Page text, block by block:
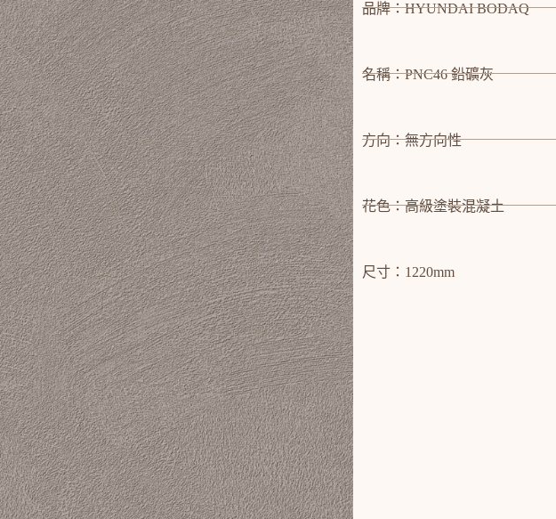
品牌：HYUNDAI BODAQ
名稱：PNC46 鉛礦灰
方向：無方向性
花色：高級塗裝混凝土
尺寸：1220mm